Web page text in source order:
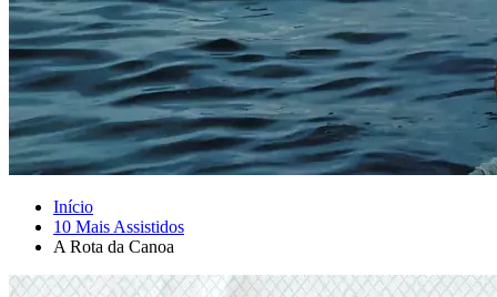
Início
10 Mais Assistidos
A Rota da Canoa